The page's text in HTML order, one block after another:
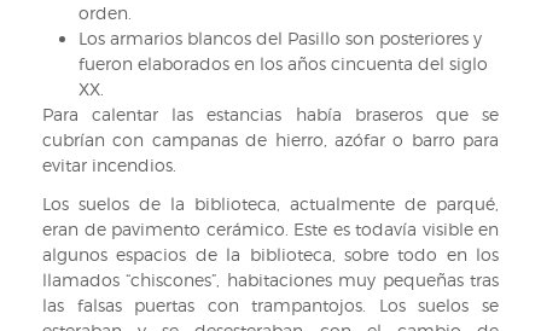
orden.
Los armarios blancos del Pasillo son posteriores y
fueron elaborados en los años cincuenta del siglo
XX.
Para calentar las estancias había braseros que se
cubrían con campanas de hierro, azófar o barro para
evitar incendios.
Los suelos de la biblioteca, actualmente de parqué,
eran de pavimento cerámico. Este es todavía visible en
algunos espacios de la biblioteca, sobre todo en los
llamados “chiscones”, habitaciones muy pequeñas tras
las falsas puertas con trampantojos. Los suelos se